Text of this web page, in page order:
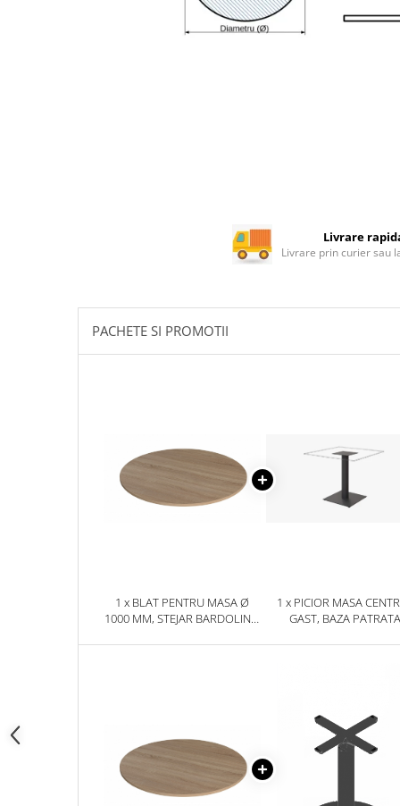
Livrare
Livrare prin curier sau
PACHETE SI PROMOTII
1 x BLAT PENTRU MASA Ø
1000 MM, STEJAR BARDOLINO
1 x PICIOR MASA
GAST, BAZA PATRATA
GAST